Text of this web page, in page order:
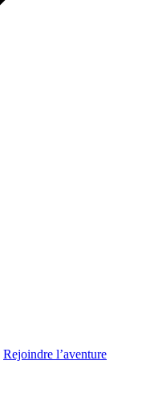
Rejoindre l’aventure